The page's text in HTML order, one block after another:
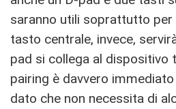
saranno utili soprattutto per
tasto centrale, invece,
pad si collega al dispositivo
pairing è davvero
dato che non necessita di